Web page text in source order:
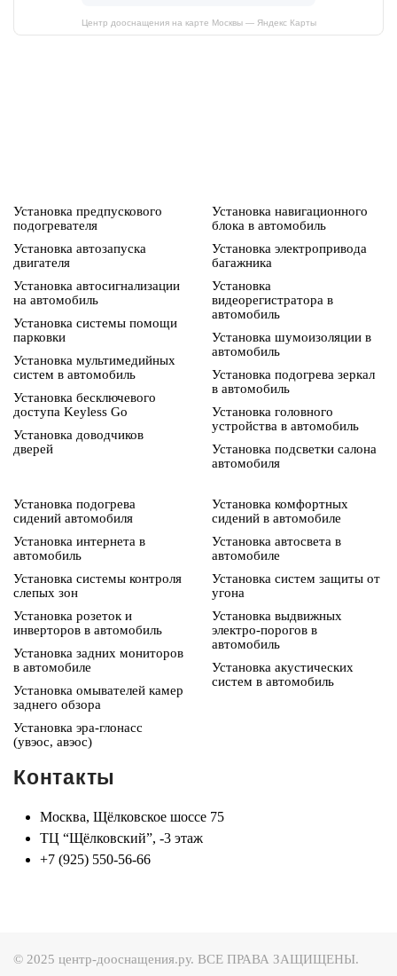
Центр дооснащения на карте Москвы — Яндекс Карты
Установка предпускового
подогревателя
Установка автозапуска
двигателя
Установка автосигнализации
на автомобиль
Установка системы помощи
парковки
Установка мультимедийных
систем в автомобиль
Установка бесключевого
доступа Keyless Go
Установка доводчиков
дверей
Установка навигационного
блока в автомобиль
Установка электропривода
багажника
Установка
видеорегистратора в
автомобиль
Установка шумоизоляции в
автомобиль
Установка подогрева зеркал
в автомобиль
Установка головного
устройства в автомобиль
Установка подсветки салона
автомобиля
Установка подогрева
сидений автомобиля
Установка интернета в
автомобиль
Установка системы контроля
слепых зон
Установка розеток и
инверторов в автомобиль
Установка задних мониторов
в автомобиле
Установка омывателей камер
заднего обзора
Установка эра-глонасс
(увэос, авэос)
Установка комфортных
сидений в автомобиле
Установка автосвета в
автомобиле
Установка систем защиты от
угона
Установка выдвижных
электро-порогов в
автомобиль
Установка акустических
систем в автомобиль
Контакты
Москва, Щёлковское шоссе 75
ТЦ “Щёлковский”, -3 этаж
+7 (925) 550-56-66
© 2025 центр-дооснащения.ру. ВСЕ ПРАВА ЗАЩИЩЕНЫ.